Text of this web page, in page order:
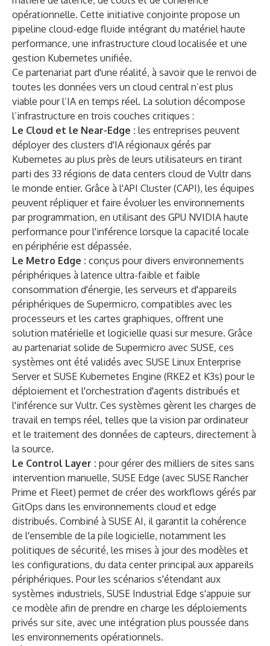
opérationnelle. Cette initiative conjointe propose un
pipeline cloud-edge fluide intégrant du matériel haute
performance, une infrastructure cloud localisée et une
gestion Kubernetes unifiée.
Ce partenariat part d'une réalité, à savoir que le renvoi de
toutes les données vers un cloud central n’est plus
viable pour l’IA en temps réel. La solution décompose
l’infrastructure en trois couches critiques :
Le Cloud et le Near-Edge : les entreprises peuvent
déployer des clusters d'IA régionaux gérés par
Kubernetes au plus près de leurs utilisateurs en tirant
parti des 33 régions de data centers cloud de Vultr dans
le monde entier. Grâce à l'API Cluster (CAPI), les équipes
peuvent répliquer et faire évoluer les environnements
par programmation, en utilisant des GPU NVIDIA haute
performance pour l'inférence lorsque la capacité locale
en périphérie est dépassée.
Le Metro Edge : conçus pour divers environnements
périphériques à latence ultra-faible et faible
consommation d'énergie, les serveurs et d'appareils
périphériques de Supermicro, compatibles avec les
processeurs et les cartes graphiques, offrent une
solution matérielle et logicielle quasi sur mesure. Grâce
au partenariat solide de Supermicro avec SUSE, ces
systèmes ont été validés avec SUSE Linux Enterprise
Server et SUSE Kubernetes Engine (RKE2 et K3s) pour le
déploiement et l'orchestration d'agents distribués et
l'inférence sur Vultr. Ces systèmes gèrent les charges de
travail en temps réel, telles que la vision par ordinateur
et le traitement des données de capteurs, directement à
la source.
Le Control Layer : pour gérer des milliers de sites sans
intervention manuelle, SUSE Edge (avec SUSE Rancher
Prime et Fleet) permet de créer des workflows gérés par
GitOps dans les environnements cloud et edge
distribués. Combiné à SUSE AI, il garantit la cohérence
de l'ensemble de la pile logicielle, notamment les
politiques de sécurité, les mises à jour des modèles et
les configurations, du data center principal aux appareils
périphériques. Pour les scénarios s'étendant aux
systèmes industriels, SUSE Industrial Edge s'appuie sur
ce modèle afin de prendre en charge les déploiements
privés sur site, avec une intégration plus poussée dans
les environnements opérationnels.